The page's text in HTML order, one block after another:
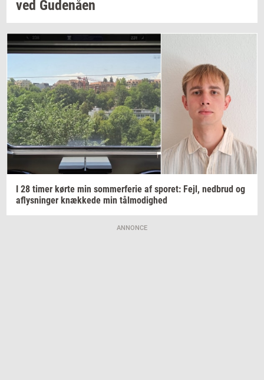
ved Gu­denå­en
I 28 timer kørte min som­mer­fe­rie af spo­ret: Fejl, ned­brud og
af­lys­nin­ger knæk­ke­de min tå­l­mo­dig­hed
ANNONCE